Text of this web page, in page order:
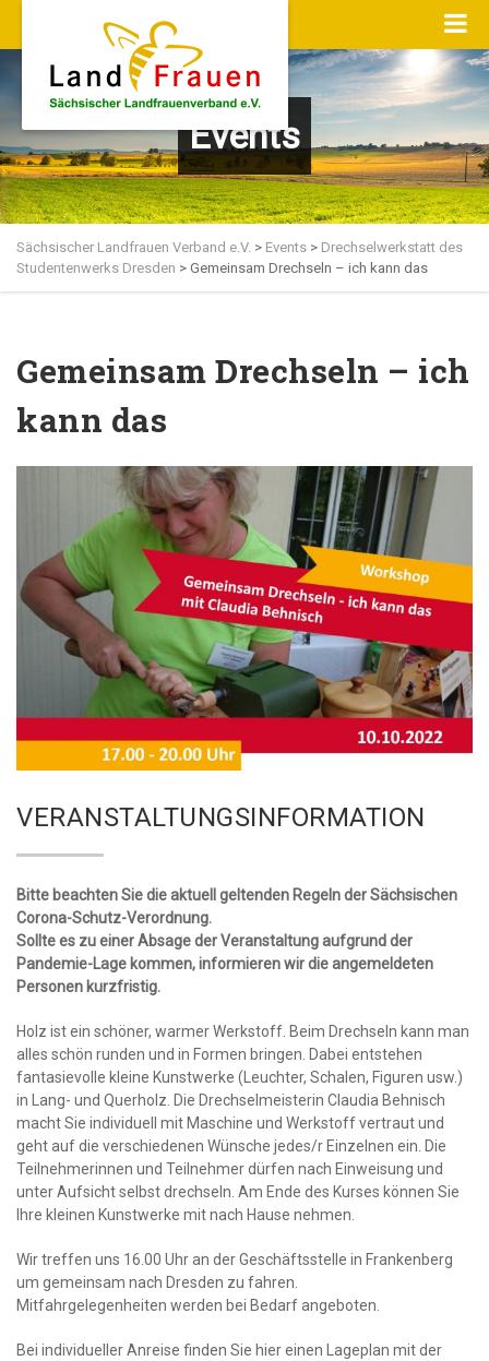
Events
Sächsischer Landfrauen Verband e.V. > Events > Drechselwerkstatt des
Studentenwerks Dresden > Gemeinsam Drechseln – ich kann das
Gemeinsam Drechseln – ich
kann das
VERANSTALTUNGSINFORMATION
Bitte beachten Sie die aktuell geltenden Regeln der Sächsischen
Corona-Schutz-Verordnung.
Sollte es zu einer Absage der Veranstaltung aufgrund der
Pandemie-Lage kommen, informieren wir die angemeldeten
Personen kurzfristig.
Holz ist ein schöner, warmer Werkstoff. Beim Drechseln kann man
alles schön runden und in Formen bringen. Dabei entstehen
fantasievolle kleine Kunstwerke (Leuchter, Schalen, Figuren usw.)
in Lang- und Querholz. Die Drechselmeisterin Claudia Behnisch
macht Sie individuell mit Maschine und Werkstoff vertraut und
geht auf die verschiedenen Wünsche jedes/r Einzelnen ein. Die
Teilnehmerinnen und Teilnehmer dürfen nach Einweisung und
unter Aufsicht selbst drechseln. Am Ende des Kurses können Sie
Ihre kleinen Kunstwerke mit nach Hause nehmen.
Wir treffen uns 16.00 Uhr an der Geschäftsstelle in Frankenberg
um gemeinsam nach Dresden zu fahren.
Mitfahrgelegenheiten werden bei Bedarf angeboten.
Bei individueller Anreise finden Sie hier einen Lageplan mit der